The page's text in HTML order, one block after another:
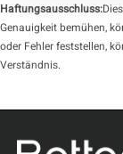
Haftungsausschluss:
Genauigkeit bemühen,
oder Fehler feststellen,
Verständnis.